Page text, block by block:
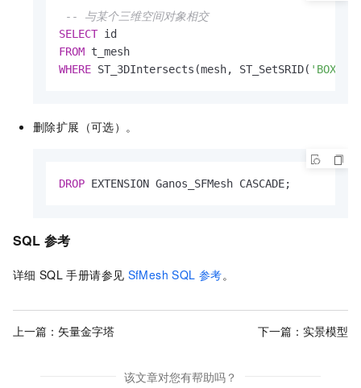
-- 与某个三维空间对象相交
SELECT
FROM
WHERE ST_3DIntersects(mesh, ST_SetSRID(
删除扩展（可选）。
DROP EXTENSION Ganos_SFMesh CASCADE;
SQL 参考
详细 SQL 手册请参见 SfMesh SQL 参考。
上一篇： 矢量金字塔 下一篇： 实景模型
该文章对您有帮助吗？